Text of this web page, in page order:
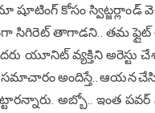
షూటింగ్ కోసం స్విట్జర్లాండ్
సిగిరెట్ తాగాడని.. తమ
యూనిట్ వ్యక్తిని అరెస్టు
సమాచారం అందిస్తే.. ఆయన
అబ్బో.. ఇంత